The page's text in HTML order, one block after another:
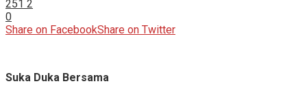
251 2
0
Share on FacebookShare on Twitter
Suka Duka Bersama